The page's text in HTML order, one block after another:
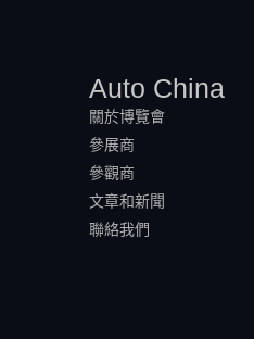
Auto China
關於博覽會
參展商
參觀商
文章和新聞
聯絡我們